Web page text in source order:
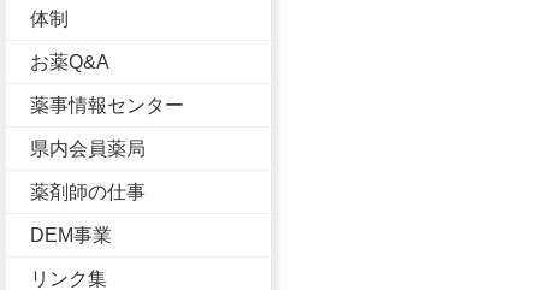
体制
お薬Q&A
薬事情報センター
県内会員薬局
薬剤師の仕事
DEM事業
リンク集